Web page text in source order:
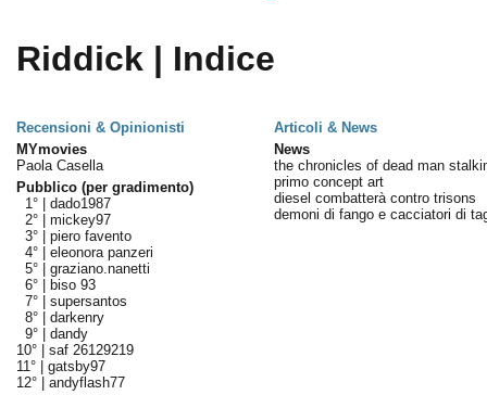
Riddick | Indice
Recensioni & Opinionisti
Articoli & News
MYmovies
Paola Casella
Pubblico (per gradimento)
1° | dado1987
2° | mickey97
3° | piero favento
4° | eleonora panzeri
5° | graziano.nanetti
6° |
biso 93
7° | supersantos
8° | darkenry
9° | dandy
10° | saf 26129219
11° | gatsby97
12° | andyflash77
News
the chronicles of dead man
primo concept art
diesel combatterà contro trisons
demoni di fango e cacciatori di